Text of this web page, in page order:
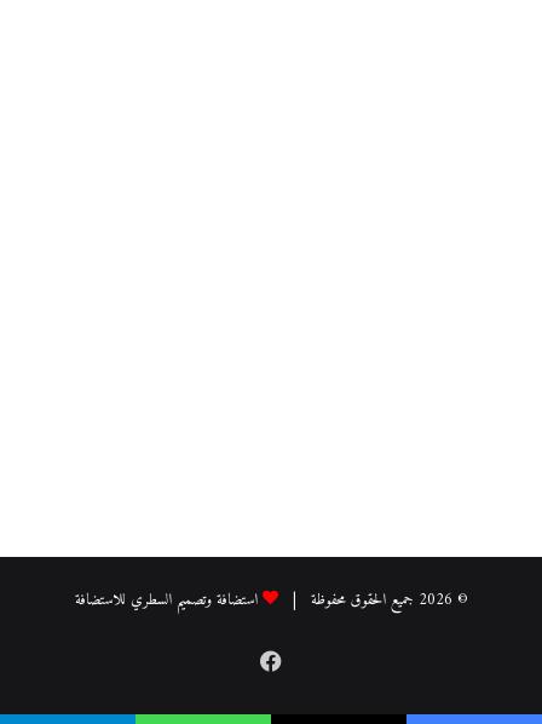
© 2026 جميع الحقوق محفوظة | استضافة وتصميم السطري للاستضافة